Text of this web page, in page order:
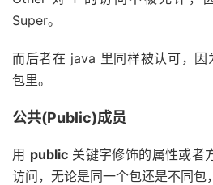
Super。
而后者在 java 里同样被认可，
包里。
公共(Public)成员
用 public关键字修饰的属性或者
访问，无论是同一个包还是不同包